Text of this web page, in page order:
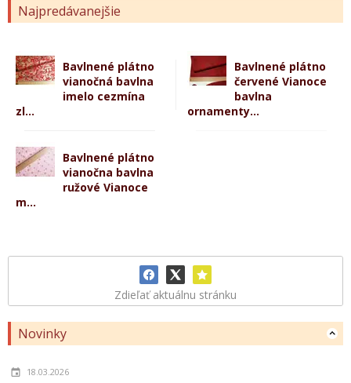
Najpredávanejšie
Bavlnené plátno
vianočná bavlna
imelo cezmína
zl...
Bavlnené plátno
červené Vianoce
bavlna
ornamenty...
Bavlnené plátno
vianočna bavlna
ružové Vianoce
m...
Zdieľať aktuálnu stránku
Novinky
18.03.2026